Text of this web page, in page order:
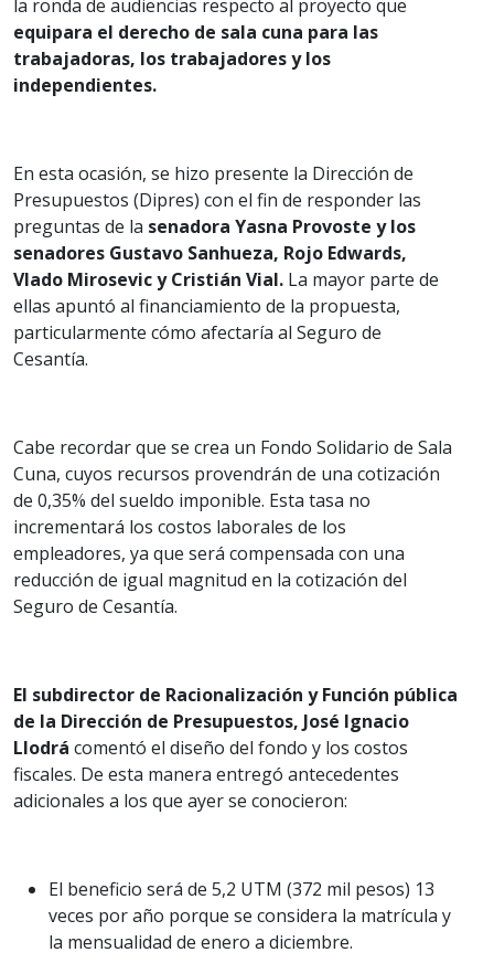
la ronda de audiencias respecto al proyecto que
equipara el derecho de sala cuna para las
trabajadoras, los trabajadores y los
independientes.
En esta ocasión, se hizo presente la Dirección de
Presupuestos (Dipres) con el fin de responder las
preguntas de la senadora Yasna Provoste y los
senadores Gustavo Sanhueza, Rojo Edwards,
Vlado Mirosevic y Cristián Vial. La mayor parte de
ellas apuntó al financiamiento de la propuesta,
particularmente cómo afectaría al Seguro de
Cesantía.
Cabe recordar que se crea un Fondo Solidario de Sala
Cuna, cuyos recursos provendrán de una cotización
de 0,35% del sueldo imponible. Esta tasa no
incrementará los costos laborales de los
empleadores, ya que será compensada con una
reducción de igual magnitud en la cotización del
Seguro de Cesantía.
El subdirector de Racionalización y Función pública
de la Dirección de Presupuestos, José Ignacio
Llodrá comentó el diseño del fondo y los costos
fiscales. De esta manera entregó antecedentes
adicionales a los que ayer se conocieron:
El beneficio será de 5,2 UTM (372 mil pesos) 13
veces por año porque se considera la matrícula y
la mensualidad de enero a diciembre.